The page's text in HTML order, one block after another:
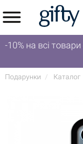
-10% на всі
Подарунки Каталог